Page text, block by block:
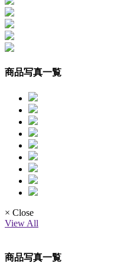
商品写真一覧
× Close
View All
商品写真一覧